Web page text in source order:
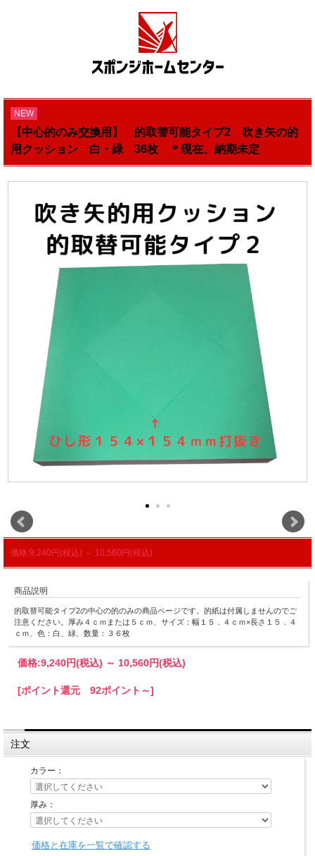
NEW
【中心的のみ交換用】 的取替可能タイプ2 吹き矢の的
用クッション 白・緑 36枚 ＊現在、納期未定
価格:9,240円(税込) ～ 10,560円(税込)
商品説明
的取替可能タイプ2の中心の的のみの商品ページです。的紙は付属しませんのでご
注意ください。厚み４ｃｍまたは５ｃｍ、サイズ：幅１５．４ｃｍ×長さ１５．４
ｃｍ、色：白、緑、数量：３６枚
価格:9,240円(税込) ～ 10,560円(税込)
[ポイント還元 92ポイント～]
注文
カラー：
厚み：
価格と在庫を一覧で確認する